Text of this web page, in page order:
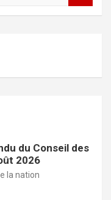
du Conseil des
2026
la nation